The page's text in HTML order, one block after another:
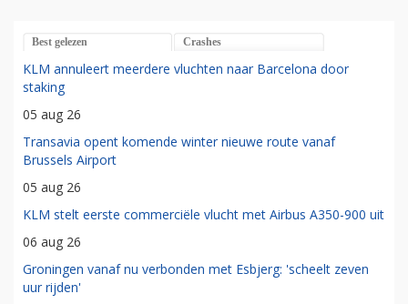
Best gelezen Crashes
KLM annuleert meerdere vluchten naar Barcelona door
staking
05 aug 26
Transavia opent komende winter nieuwe route vanaf
Brussels Airport
05 aug 26
KLM stelt eerste commerciële vlucht met Airbus A350-900 uit
06 aug 26
Groningen vanaf nu verbonden met Esbjerg: 'scheelt zeven
uur rijden'